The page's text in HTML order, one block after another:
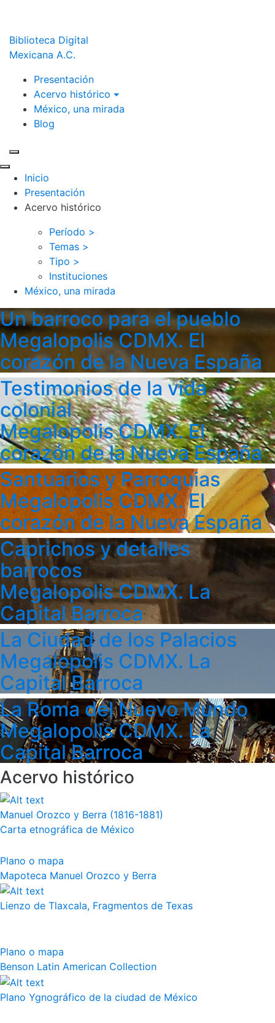
Biblioteca Digital
Mexicana A.C.
Presentación
Acervo histórico
México, una mirada
Blog
Inicio
Presentación
Acervo histórico
Período >
Temas >
Tipo >
Instituciones
México, una mirada
Un barroco para el pueblo
Megalopolis CDMX. El
corazón de la Nueva España
Testimonios de la vida
colonial
Megalopolis CDMX. El
corazón de la Nueva España
Santuarios y Parroquias
Megalopolis CDMX. El
corazón de la Nueva España
Caprichos y detalles
barrocos
Megalopolis CDMX. La
Capital Barroca
La Ciudad de los Palacios
Megalopolis CDMX. La
Capital Barroca
La Roma del Nuevo Mundo
Megalopolis CDMX. La
Capital Barroca
Acervo histórico
Manuel Orozco y Berra (1816-1881)
Carta etnográfica de México
Plano o mapa
Mapoteca Manuel Orozco y Berra
Lienzo de Tlaxcala, Fragmentos de Texas
Plano o mapa
Benson Latin American Collection
Plano Ygnográfico de la ciudad de México